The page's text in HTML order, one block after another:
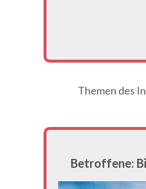
Themen des
Betroffene: